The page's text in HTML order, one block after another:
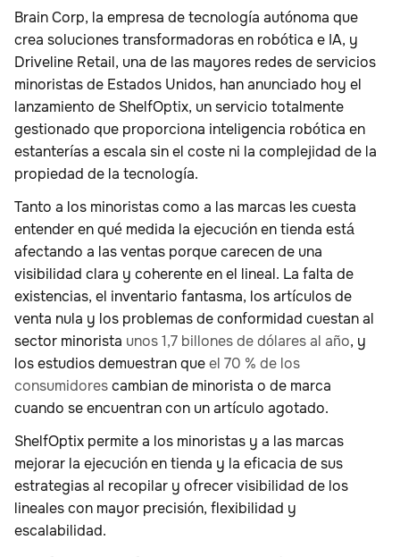
Brain Corp, la empresa de tecnología autónoma que
crea soluciones transformadoras en robótica e IA, y
Driveline Retail, una de las mayores redes de servicios
minoristas de Estados Unidos, han anunciado hoy el
lanzamiento de ShelfOptix, un servicio totalmente
gestionado que proporciona inteligencia robótica en
estanterías a escala sin el coste ni la complejidad de la
propiedad de la tecnología.
Tanto a los minoristas como a las marcas les cuesta
entender en qué medida la ejecución en tienda está
afectando a las ventas porque carecen de una
visibilidad clara y coherente en el lineal. La falta de
existencias, el inventario fantasma, los artículos de
venta nula y los problemas de conformidad cuestan al
sector minorista unos 1,7 billones de dólares al año, y
los estudios demuestran queel 70 % de los
consumidorescambian de minorista o de marca
cuando se encuentran con un artículo agotado.
ShelfOptix permite a los minoristas y a las marcas
mejorar la ejecución en tienda y la eficacia de sus
estrategias al recopilar y ofrecer visibilidad de los
lineales con mayor precisión, flexibilidad y
escalabilidad.